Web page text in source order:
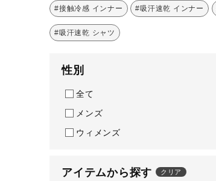
テニス／ソフトテニス
バドミントン
卓球
ソフトボール
ウィンタースポーツ
ウォーキングシューズ
#接触冷感 インナー #吸汗速乾 インナー
#吸汗速乾 シャツ
性別
全て
メンズ
ウィメンズ
アイテムから探す クリア